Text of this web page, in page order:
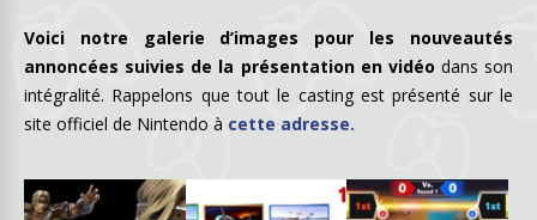
Voici notre galerie d’images pour les nouveautés
annoncées suivies de la présentation en vidéo dans son
intégralité. Rappelons que tout le casting est présenté sur le
site officiel de Nintendo à cette adresse.